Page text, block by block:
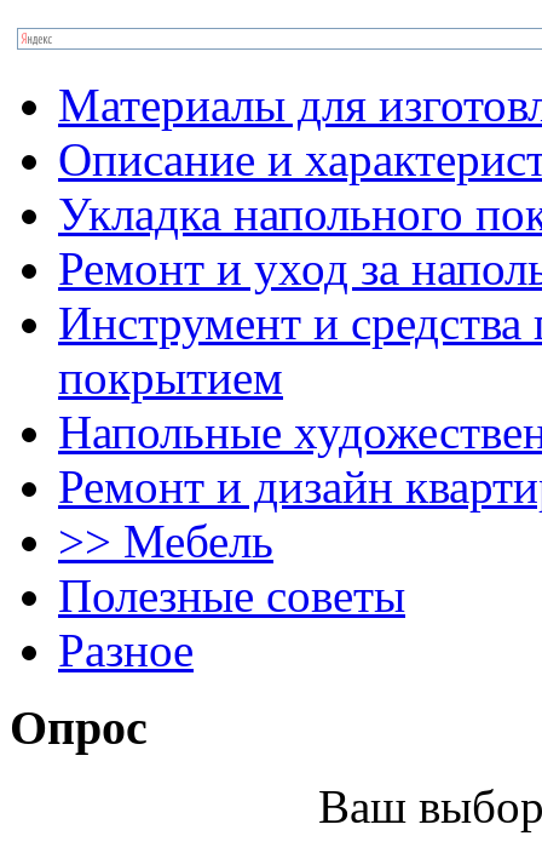
Материалы для
Описание и
Укладка напольного
Ремонт и уход за
Инструмент и
покрытием
Напольные
Ремонт и дизайн
>> Мебель
Полезные советы
Разное
Опрос
Ваш выбор